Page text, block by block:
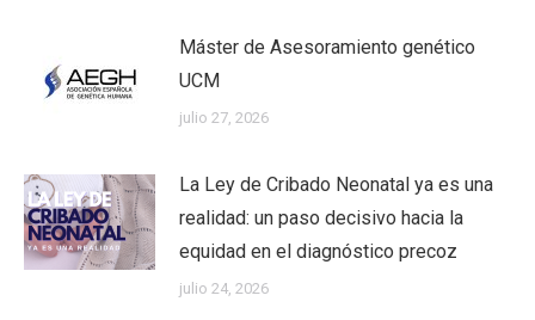
Máster de Asesoramiento genético
UCM
julio 27, 2026
La Ley de Cribado Neonatal ya es una
realidad: un paso decisivo hacia la
equidad en el diagnóstico precoz
julio 24, 2026